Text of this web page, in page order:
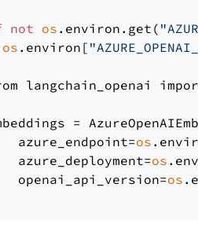
not os .environ.get(
os .environ[
langchain_openai
=
azure_endpoint=
os
azure_deployment=
os
openai_api_version=
os